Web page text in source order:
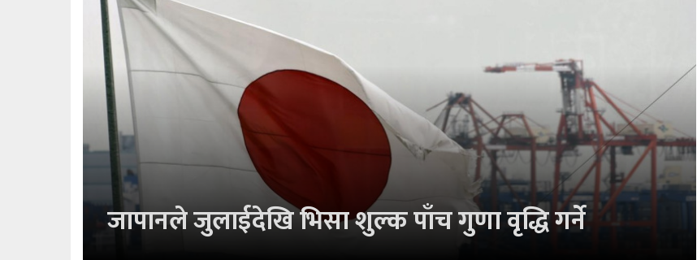
जापानले जुलाईदेखि भिसा शुल्क पाँच गुणा वृद्धि गर्ने